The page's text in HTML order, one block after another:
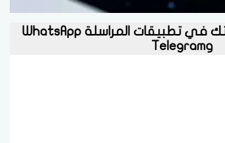
نصائح لحماية خصوصيتك في تطبيقات المراسلة WhatsApp
وTelegram